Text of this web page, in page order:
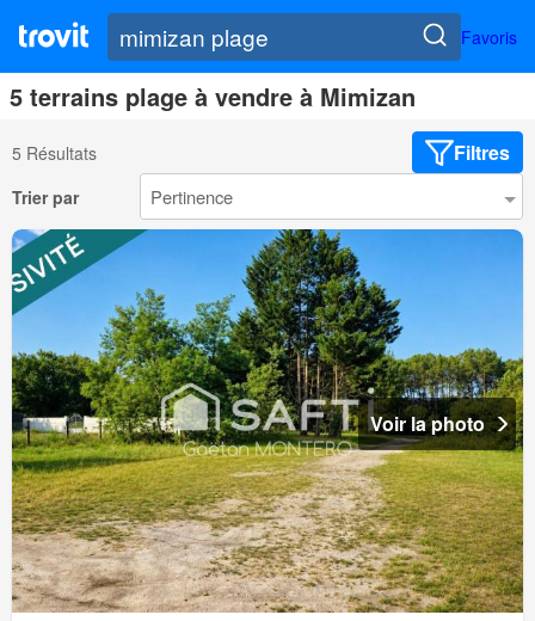
Favoris
5 terrains plage à vendre à Mimizan
5 Résultats Filtres
Trier par
Voir la photo